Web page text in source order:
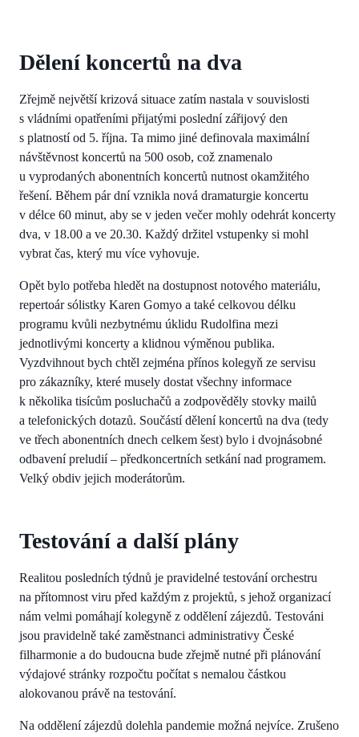
Dělení koncertů na dva
Zřejmě největší krizová situace zatím nastala v souvislosti
s vládními opatřeními přijatými poslední zářijový den
s platností od 5. října. Ta mimo jiné definovala maximální
návštěvnost koncertů na 500 osob, což znamenalo
u vyprodaných abonentních koncertů nutnost okamžitého
řešení. Během pár dní vznikla nová dramaturgie koncertu
v délce 60 minut, aby se v jeden večer mohly odehrát koncerty
dva, v 18.00 a ve 20.30. Každý držitel vstupenky si mohl
vybrat čas, který mu více vyhovuje.
Opět bylo potřeba hledět na dostupnost notového materiálu,
repertoár sólistky Karen Gomyo a také celkovou délku
programu kvůli nezbytnému úklidu Rudolfina mezi
jednotlivými koncerty a klidnou výměnou publika.
Vyzdvihnout bych chtěl zejména přínos kolegyň ze servisu
pro zákazníky, které musely dostat všechny informace
k několika tisícům posluchačů a zodpověděly stovky mailů
a telefonických dotazů. Součástí dělení koncertů na dva (tedy
ve třech abonentních dnech celkem šest) bylo i dvojnásobné
odbavení preludií – předkoncertních setkání nad programem.
Velký obdiv jejich moderátorům.
Testování a další plány
Realitou posledních týdnů je pravidelné testování orchestru
na přítomnost viru před každým z projektů, s jehož organizací
nám velmi pomáhají kolegyně z oddělení zájezdů. Testováni
jsou pravidelně také zaměstnanci administrativy České
filharmonie a do budoucna bude zřejmě nutné při plánování
výdajové stránky rozpočtu počítat s nemalou částkou
alokovanou právě na testování.
Na oddělení zájezdů dolehla pandemie možná nejvíce. Zrušeno